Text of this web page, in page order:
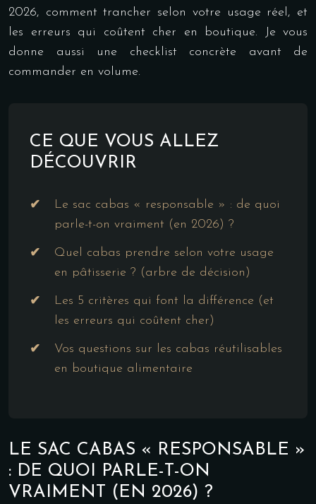
2026, comment trancher selon votre usage réel, et
les erreurs qui coûtent cher en boutique. Je vous
donne aussi une checklist concrète avant de
commander en volume.
CE QUE VOUS ALLEZ
DÉCOUVRIR
Le sac cabas « responsable » : de quoi
parle-t-on vraiment (en 2026) ?
Quel cabas prendre selon votre usage
en pâtisserie ? (arbre de décision)
Les 5 critères qui font la différence (et
les erreurs qui coûtent cher)
Vos questions sur les cabas réutilisables
en boutique alimentaire
LE SAC CABAS « RESPONSABLE »
: DE QUOI PARLE-T-ON
VRAIMENT (EN 2026) ?